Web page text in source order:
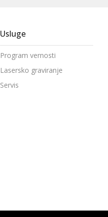
Usluge
Program vernosti
Lasersko graviranje
Servis